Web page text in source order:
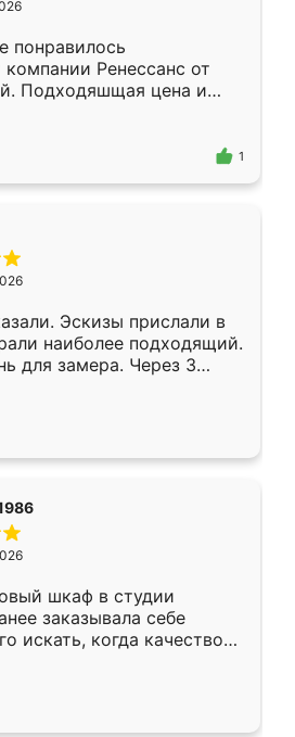
понравилось
Ренессанс от
Подходяшщая цена и
Приехавший
Владислав
эскизу самый
1
Эскизы прислали в
наиболее подходящий.
для замера. Через 3
уже готова. Остались
Спасибо Ренессанс
работу!
шкаф в студии
заказывала себе
искать, когда качеством
Служит кухня уже почти
нет.